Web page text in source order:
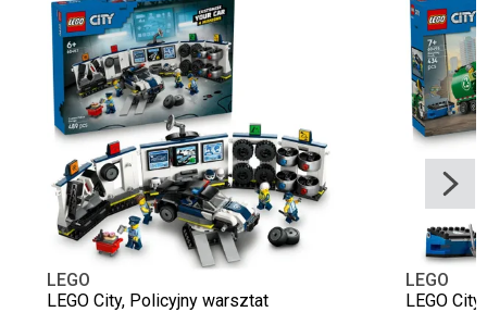
LEGO
LEGO City, Policyjny warsztat
LEGO
LEGO